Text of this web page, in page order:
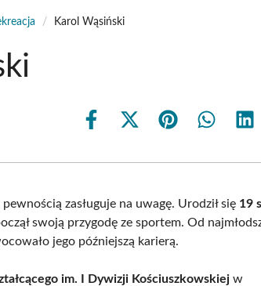
/ Karol Wąsiński
Share
Share
(Twitter)
Share Share
zasługuje na uwagę. Urodził się 19
swoją przygodę ze sportem. Od
jego późniejszą karierą.
im. I Dywizji Kościuszkowskiej w